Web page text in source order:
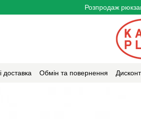
Розпродаж
доставка Обмін та повернення